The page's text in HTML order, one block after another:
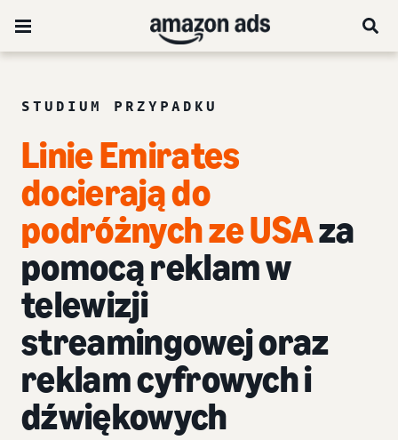
STUDIUM PRZYPADKU
Linie Emirates
docierają do
podróżnych ze USAza
pomocą reklam w
telewizji
streamingowej oraz
reklam cyfrowych i
dźwiękowych